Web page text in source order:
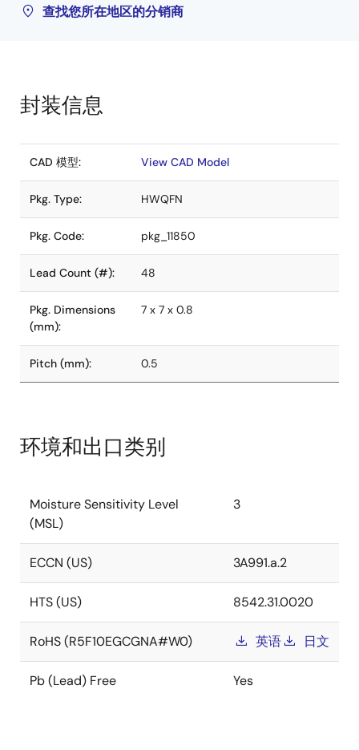
查找您所在地区的分销商
封装信息
CAD 模型: View CAD Model
Pkg. Type: HWQFN
Pkg. Code: pkg_11850
Lead Count (#): 48
Pkg. Dimensions
(mm):
7 x 7 x 0.8
Pitch (mm): 0.5
环境和出口类别
Moisture Sensitivity Level
(MSL)
3
ECCN (US) 3A991.a.2
HTS (US) 8542.31.0020
RoHS (R5F10EGCGNA#W0) 英语 日文
Pb (Lead) Free Yes